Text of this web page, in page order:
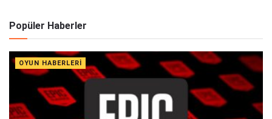
Popüler Haberler
OYUN HABERLERI